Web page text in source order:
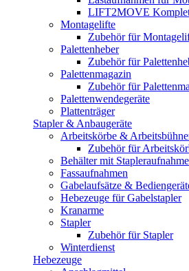
LIFT2MOVE
Montagelifte
Zubehör für
Palettenheber
Zubehör für
Palettenmagazin
Zubehör für
Palettenwendegeräte
Plattenträger
Stapler & Anbaugeräte
Arbeitskörbe &
Zubehör für
Behälter mit Stapleraufnahme
Fassaufnahmen
Gabelaufsätze &
Hebezeuge für Gabelstapler
Kranarme
Stapler
Zubehör für Stapler
Winterdienst
Hebezeuge